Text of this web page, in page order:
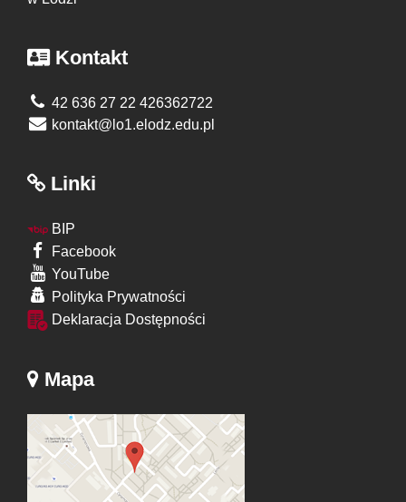
Kontakt
42 636 27 22 426362722
kontakt@lo1.elodz.edu.pl
Linki
BIP
Facebook
YouTube
Polityka Prywatności
Deklaracja Dostępności
Mapa